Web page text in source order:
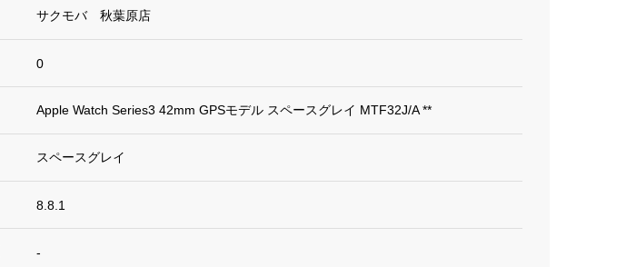
サクモバ 秋葉原店
0
Apple Watch Series3 42mm GPSモデル スペースグレイ MTF32J/A **
スペースグレイ
8.8.1
-